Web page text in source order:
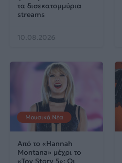
τα δισεκατομμύρια
streams
10.08.2026
Μουσικά Νέα
Από το «Hannah
Montana» μέχρι το
«Toy Story 5»: Οι